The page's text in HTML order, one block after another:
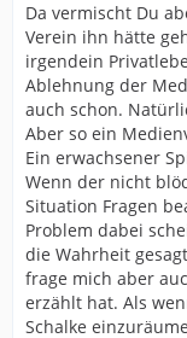
Da vermischt Du
Verein ihn hätte
irgendein
Ablehnung der
auch schon.
Aber so ein
Ein erwachsener
Wenn der nicht
Situation Fragen
Problem dabei
die Wahrheit
frage mich aber
erzählt hat. Als
Schalke